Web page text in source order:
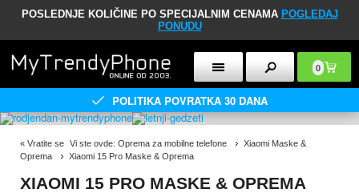
POSLEDNJE KOLIČINE PO SPECIJALNIM CENAMA POGLEDAJ
PONUDU
0
POLITIKA POVRATKA 30 DANA
« Vratite se Vi ste ovde: Oprema za mobilne telefone
Xiaomi Maske &
Oprema
Xiaomi 15 Pro Maske & Oprema
XIAOMI 15 PRO MASKE & OPREMA